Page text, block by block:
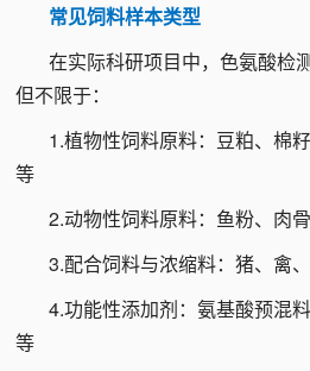
常见饲料样本类型
在实际科研项目中，色氨酸检
但不限于：
1.植物性饲料原料：豆粕、棉
等
2.动物性饲料原料：鱼粉、肉
3.配合饲料与浓缩料：猪、禽
4.功能性添加剂：氨基酸预混
等